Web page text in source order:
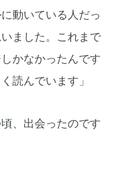
動いている人だっ
ました。これまで
かなかったんです
読んでいます」
、出会ったのです